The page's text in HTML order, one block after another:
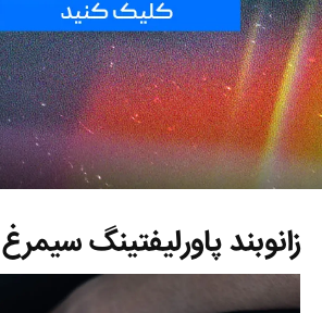
زانوبند پاورلیفتینگ